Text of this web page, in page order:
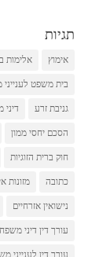
תגיות
אימוץ אלימות
בית משפט
גניבת זרע
הסכם יחסי ממון
חוק ברית הזוגיות
כתובה מזונות
נישואין אזרחיים
עורך דין דיני
עורך דין לענייני